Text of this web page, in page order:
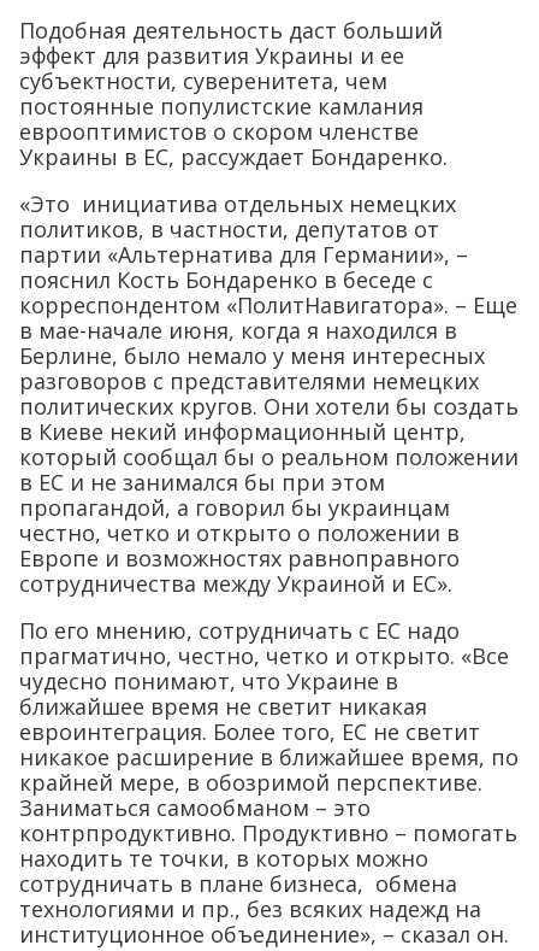
Подобная деятельность даст больший
эффект для развития Украины и ее
субъектности, суверенитета, чем
постоянные популистские камлания
еврооптимистов о скором членстве
Украины в ЕС, рассуждает Бондаренко.
«Это инициатива отдельных немецких
политиков, в частности, депутатов от
партии «Альтернатива для Германии», –
пояснил Кость Бондаренко в беседе с
корреспондентом «ПолитНавигатора». – Еще
в мае-начале июня, когда я находился в
Берлине, было немало у меня интересных
разговоров с представителями немецких
политических кругов. Они хотели бы создать
в Киеве некий информационный центр,
который сообщал бы о реальном положении
в ЕС и не занимался бы при этом
пропагандой, а говорил бы украинцам
честно, четко и открыто о положении в
Европе и возможностях равноправного
сотрудничества между Украиной и ЕС».
По его мнению, сотрудничать с ЕС надо
прагматично, честно, четко и открыто. «Все
чудесно понимают, что Украине в
ближайшее время не светит никакая
евроинтеграция. Более того, ЕС не светит
никакое расширение в ближайшее время, по
крайней мере, в обозримой перспективе.
Заниматься самообманом – это
контрпродуктивно. Продуктивно – помогать
находить те точки, в которых можно
сотрудничать в плане бизнеса, обмена
технологиями и пр., без всяких надежд на
институционное объединение», – сказал он.